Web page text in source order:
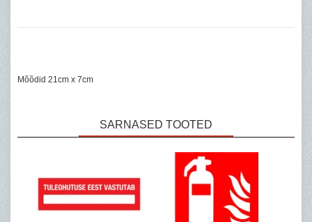
Mõõdid 21cm x 7cm
SARNASED TOOTED